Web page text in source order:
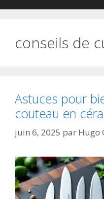
conseils de
Astuces pour
couteau en
juin 6, 2025 par Hugo